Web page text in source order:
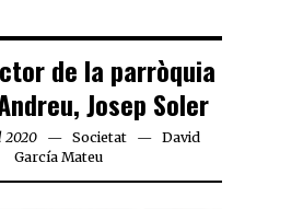
de la parròquia
Josep Soler
2020 Societat
David
García Mateu